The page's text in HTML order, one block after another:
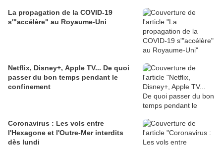
La propagation de la COVID-19
s'"accélère" au Royaume-Uni
Netflix, Disney+, Apple TV... De quoi
passer du bon temps pendant le
confinement
Coronavirus : Les vols entre
l'Hexagone et l'Outre-Mer interdits
dès lundi